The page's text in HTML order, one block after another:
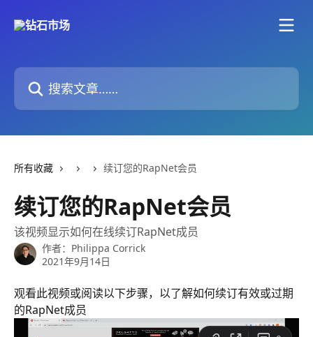
搜索文章……
所有收藏 续订您的RapNet会员
续订您的RapNet会员
该视频显示如何在线续订RapNet成员
作者： Philippa Corrick
2021年9月14日
观看此视频或阅读以下步骤，以了解如何续订有效或过期
的RapNet成员